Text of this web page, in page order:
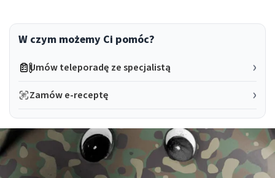
W czym możemy Ci pomóc?
Umów teleporadę ze specjalistą
Zamów e-receptę